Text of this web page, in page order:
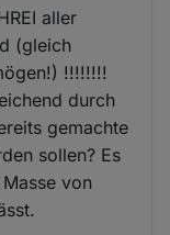
aller
(gleich
!!!!!!!!
durch
gemachte
sollen? Es
von